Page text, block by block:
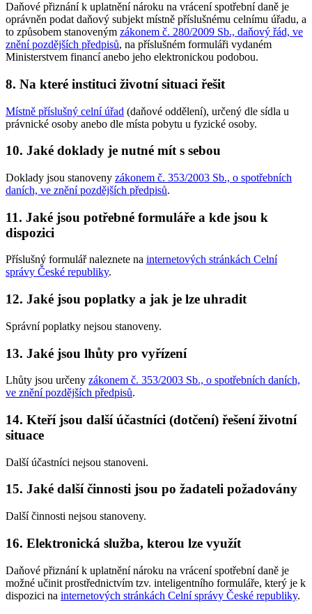
Daňové přiznání k uplatnění nároku na vrácení spotřební daně je
oprávněn podat daňový subjekt místně příslušnému celnímu úřadu, a
to způsobem stanoveným zákonem č. 280/2009 Sb., daňový řád, ve
znění pozdějších předpisů, na příslušném formuláři vydaném
Ministerstvem financí anebo jeho elektronickou podobou.
8. Na které instituci životní situaci řešit
Místně příslušný celní úřad (daňové oddělení), určený dle sídla u
právnické osoby anebo dle místa pobytu u fyzické osoby.
10. Jaké doklady je nutné mít s sebou
Doklady jsou stanoveny zákonem č. 353/2003 Sb., o spotřebních
daních, ve znění pozdějších předpisů.
11. Jaké jsou potřebné formuláře a kde jsou k
dispozici
Příslušný formulář naleznete na internetových stránkách Celní
správy České republiky.
12. Jaké jsou poplatky a jak je lze uhradit
Správní poplatky nejsou stanoveny.
13. Jaké jsou lhůty pro vyřízení
Lhůty jsou určeny zákonem č. 353/2003 Sb., o spotřebních daních,
ve znění pozdějších předpisů.
14. Kteří jsou další účastníci (dotčení) řešení životní
situace
Další účastníci nejsou stanoveni.
15. Jaké další činnosti jsou po žadateli požadovány
Další činnosti nejsou stanoveny.
16. Elektronická služba, kterou lze využít
Daňové přiznání k uplatnění nároku na vrácení spotřební daně je
možné učinit prostřednictvím tzv. inteligentního formuláře, který je k
dispozici na internetových stránkách Celní správy České republiky.